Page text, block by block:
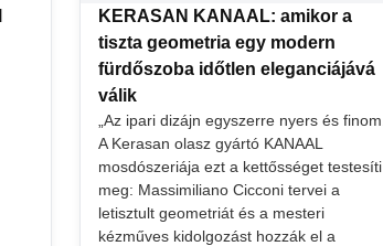
KERASAN KANAAL: amikor a
tiszta geometria egy modern
fürdőszoba időtlen eleganciájává
válik
„Az ipari dizájn egyszerre nyers és finom.
A Kerasan olasz gyártó KANAAL
mosdószeriája ezt a kettősséget testesíti
meg: Massimiliano Cicconi tervei a
letisztult geometriát és a mesteri
kézműves kidolgozást hozzák el a